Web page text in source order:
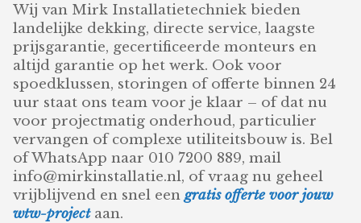
Wij van Mirk Installatietechniek bieden
landelijke dekking, directe service, laagste
prijsgarantie, gecertificeerde monteurs en
altijd garantie op het werk. Ook voor
spoedklussen, storingen of offerte binnen 24
uur staat ons team voor je klaar – of dat nu
voor projectmatig onderhoud, particulier
vervangen of complexe utiliteitsbouw is. Bel
of WhatsApp naar 010 7200 889, mail
info@mirkinstallatie.nl, of vraag nu geheel
vrijblijvend en snel eengratis offerte voor jouw
wtw-projectaan.